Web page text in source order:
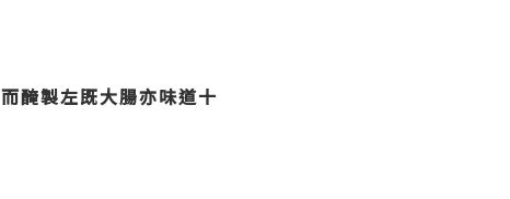
而醃製左既大腸亦味道十